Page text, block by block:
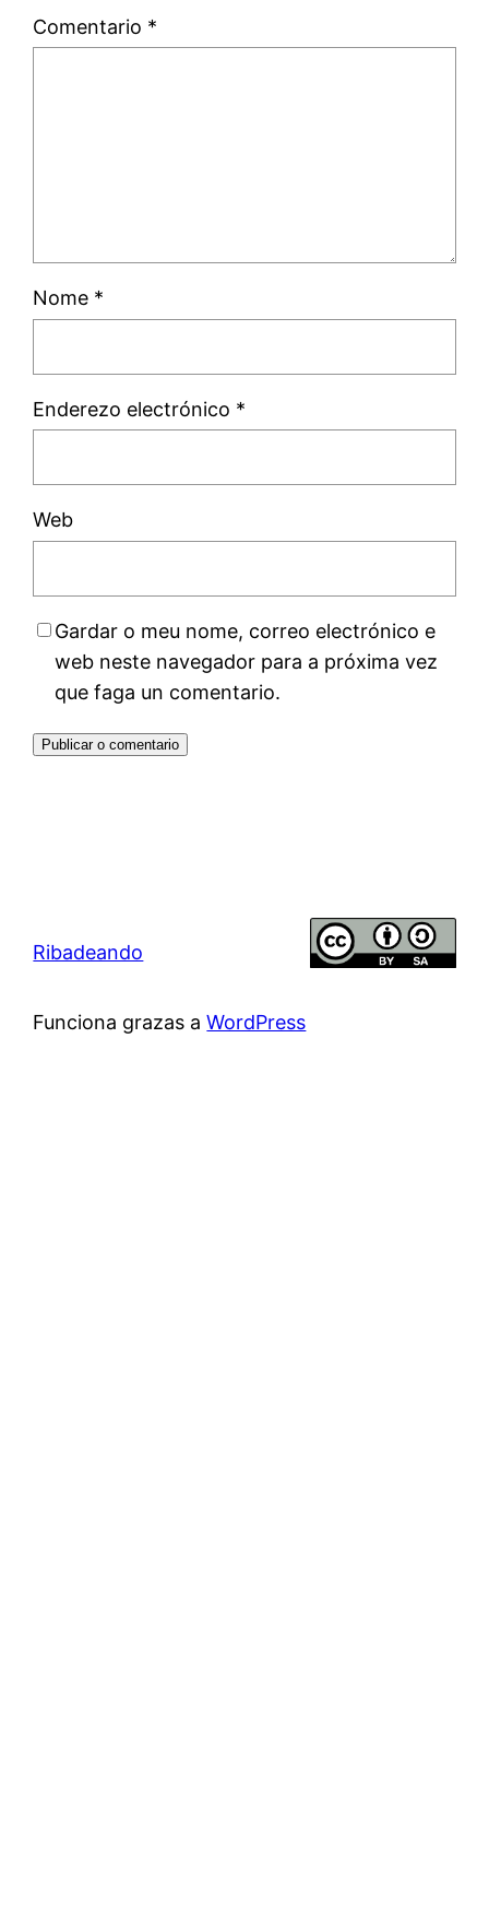
Comentario *
Nome *
Enderezo electrónico *
Web
Gardar o meu nome, correo electrónico e
web neste navegador para a próxima vez
que faga un comentario.
Ribadeando
Funciona grazas aWordPress